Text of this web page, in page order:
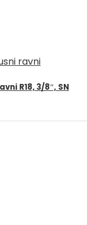
R18, 3/8″, SN